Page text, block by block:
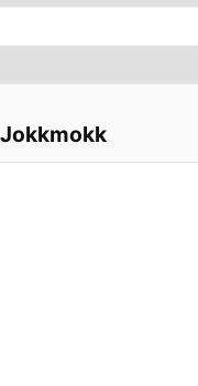
Jokkmokk